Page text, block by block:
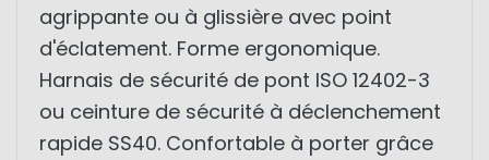
agrippante ou à glissière avec point
d'éclatement. Forme ergonomique.
Harnais de sécurité de pont ISO 12402-3
ou ceinture de sécurité à déclenchement
rapide SS40. Confortable à porter grâce